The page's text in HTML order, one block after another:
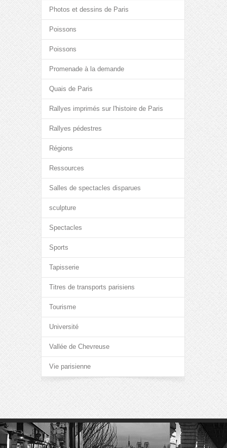
Photos et dessins de Paris
Poissons
Poissons
Promenade à la demande
Quais de Paris
Rallyes imprimés sur l'histoire de Paris
Rallyes pédestres
Régions
Ressources
Salles de spectacles disparues
sculpture
Spectacles
Sports
Tapisserie
Titres de transports parisiens
Tourisme
Université
Vallée de Chevreuse
Vie parisienne